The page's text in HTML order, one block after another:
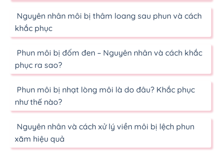
Nguyên nhân môi bị thâm loang sau phun và cách
khắc phục
Phun môi bị đốm đen – Nguyên nhân và cách khắc
phục ra sao?
Phun môi bị nhạt lòng môi là do đâu? Khắc phục
như thế nào?
Nguyên nhân và cách xử lý viền môi bị lệch phun
xăm hiệu quả